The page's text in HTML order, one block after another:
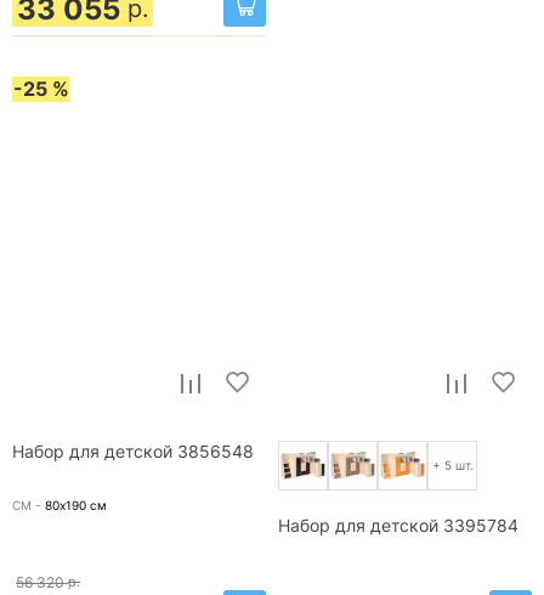
33 055 р.
-25 %
Набор для детской 3856548
СМ - 80х190 см
56 320 р.
+ 5 шт.
Набор для детской 3395784